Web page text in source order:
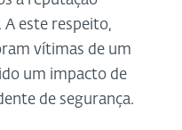
A este respeito,
vítimas de um
um impacto de
de segurança.